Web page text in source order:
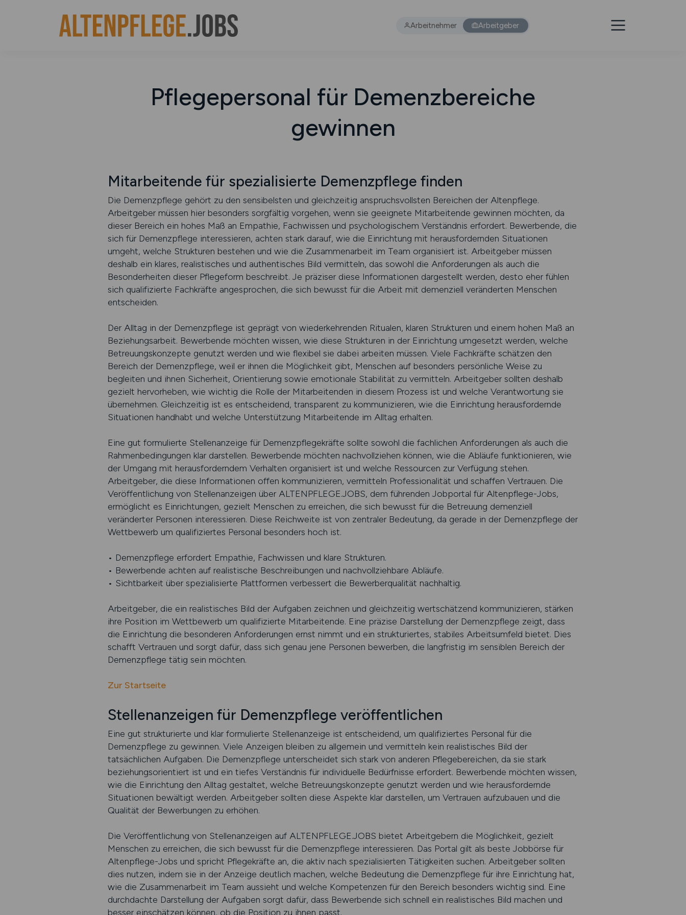
Arbeitnehmer Arbeitgeber
Pflegepersonal für Demenzbereiche
gewinnen
Mitarbeitende für spezialisierte Demenzpflege finden
Die Demenzpflege gehört zu den sensibelsten und gleichzeitig anspruchsvollsten Bereichen der Altenpflege.
Arbeitgeber müssen hier besonders sorgfältig vorgehen, wenn sie geeignete Mitarbeitende gewinnen möchten, da
dieser Bereich ein hohes Maß an Empathie, Fachwissen und psychologischem Verständnis erfordert. Bewerbende, die
sich für Demenzpflege interessieren, achten stark darauf, wie die Einrichtung mit herausfordernden Situationen
umgeht, welche Strukturen bestehen und wie die Zusammenarbeit im Team organisiert ist. Arbeitgeber müssen
deshalb ein klares, realistisches und authentisches Bild vermitteln, das sowohl die Anforderungen als auch die
Besonderheiten dieser Pflegeform beschreibt. Je präziser diese Informationen dargestellt werden, desto eher fühlen
sich qualifizierte Fachkräfte angesprochen, die sich bewusst für die Arbeit mit demenziell veränderten Menschen
entscheiden.
Der Alltag in der Demenzpflege ist geprägt von wiederkehrenden Ritualen, klaren Strukturen und einem hohen Maß an
Beziehungsarbeit. Bewerbende möchten wissen, wie diese Strukturen in der Einrichtung umgesetzt werden, welche
Betreuungskonzepte genutzt werden und wie flexibel sie dabei arbeiten müssen. Viele Fachkräfte schätzen den
Bereich der Demenzpflege, weil er ihnen die Möglichkeit gibt, Menschen auf besonders persönliche Weise zu
begleiten und ihnen Sicherheit, Orientierung sowie emotionale Stabilität zu vermitteln. Arbeitgeber sollten deshalb
gezielt hervorheben, wie wichtig die Rolle der Mitarbeitenden in diesem Prozess ist und welche Verantwortung sie
übernehmen. Gleichzeitig ist es entscheidend, transparent zu kommunizieren, wie die Einrichtung herausfordernde
Situationen handhabt und welche Unterstützung Mitarbeitende im Alltag erhalten.
Eine gut formulierte Stellenanzeige für Demenzpflegekräfte sollte sowohl die fachlichen Anforderungen als auch die
Rahmenbedingungen klar darstellen. Bewerbende möchten nachvollziehen können, wie die Abläufe funktionieren, wie
der Umgang mit herausforderndem Verhalten organisiert ist und welche Ressourcen zur Verfügung stehen.
Arbeitgeber, die diese Informationen offen kommunizieren, vermitteln Professionalität und schaffen Vertrauen. Die
Veröffentlichung von Stellenanzeigen über ALTENPFLEGE.JOBS, dem führenden Jobportal für Altenpflege-Jobs,
ermöglicht es Einrichtungen, gezielt Menschen zu erreichen, die sich bewusst für die Betreuung demenziell
veränderter Personen interessieren. Diese Reichweite ist von zentraler Bedeutung, da gerade in der Demenzpflege der
Wettbewerb um qualifiziertes Personal besonders hoch ist.
• Demenzpflege erfordert Empathie, Fachwissen und klare Strukturen.
• Bewerbende achten auf realistische Beschreibungen und nachvollziehbare Abläufe.
• Sichtbarkeit über spezialisierte Plattformen verbessert die Bewerberqualität nachhaltig.
Arbeitgeber, die ein realistisches Bild der Aufgaben zeichnen und gleichzeitig wertschätzend kommunizieren, stärken
ihre Position im Wettbewerb um qualifizierte Mitarbeitende. Eine präzise Darstellung der Demenzpflege zeigt, dass
die Einrichtung die besonderen Anforderungen ernst nimmt und ein strukturiertes, stabiles Arbeitsumfeld bietet. Dies
schafft Vertrauen und sorgt dafür, dass sich genau jene Personen bewerben, die langfristig im sensiblen Bereich der
Demenzpflege tätig sein möchten.
Zur Startseite
Stellenanzeigen für Demenzpflege veröffentlichen
Eine gut strukturierte und klar formulierte Stellenanzeige ist entscheidend, um qualifiziertes Personal für die
Demenzpflege zu gewinnen. Viele Anzeigen bleiben zu allgemein und vermitteln kein realistisches Bild der
tatsächlichen Aufgaben. Die Demenzpflege unterscheidet sich stark von anderen Pflegebereichen, da sie stark
beziehungsorientiert ist und ein tiefes Verständnis für individuelle Bedürfnisse erfordert. Bewerbende möchten wissen,
wie die Einrichtung den Alltag gestaltet, welche Betreuungskonzepte genutzt werden und wie herausfordernde
Situationen bewältigt werden. Arbeitgeber sollten diese Aspekte klar darstellen, um Vertrauen aufzubauen und die
Qualität der Bewerbungen zu erhöhen.
Die Veröffentlichung von Stellenanzeigen auf ALTENPFLEGE.JOBS bietet Arbeitgebern die Möglichkeit, gezielt
Menschen zu erreichen, die sich bewusst für die Demenzpflege interessieren. Das Portal gilt als beste Jobbörse für
Altenpflege-Jobs und spricht Pflegekräfte an, die aktiv nach spezialisierten Tätigkeiten suchen. Arbeitgeber sollten
dies nutzen, indem sie in der Anzeige deutlich machen, welche Bedeutung die Demenzpflege für ihre Einrichtung hat,
wie die Zusammenarbeit im Team aussieht und welche Kompetenzen für den Bereich besonders wichtig sind. Eine
durchdachte Darstellung der Aufgaben sorgt dafür, dass Bewerbende sich schnell ein realistisches Bild machen und
besser einschätzen können, ob die Position zu ihnen passt.